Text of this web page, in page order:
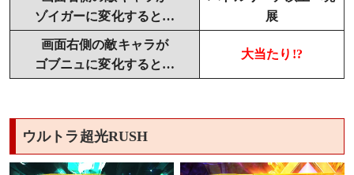
ゾイガーに変化すると…
展
画面右側の敵キャラが
ゴブニュに変化すると…
大当たり!?
ウルトラ超光RUSH